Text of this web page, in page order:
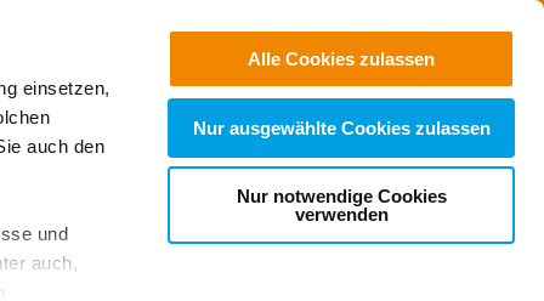
einsetzen,
auch den
und
auch,
Alle Cookies zulassen
Nur ausgewählte Cookies zulassen
Nur notwendige Cookies
verwenden
Suchen
Spenden
Jobs
Presseteams